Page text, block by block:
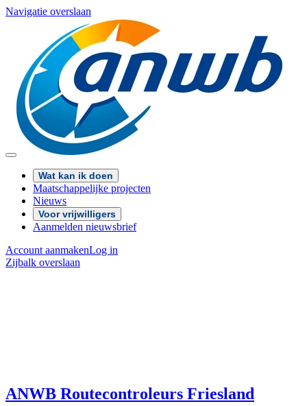
Navigatie overslaan
Wat kan ik doen
Maatschappelijke projecten
Nieuws
Voor vrijwilligers
Aanmelden nieuwsbrief
Account aanmakenLog in
Zijbalk overslaan
ANWB Routecontroleurs Friesland